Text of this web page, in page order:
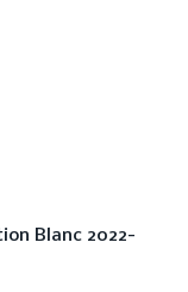
Blanc 2022-